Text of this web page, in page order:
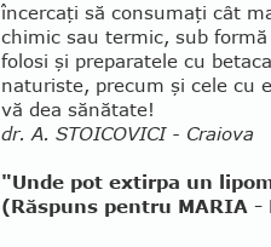
încercaţi să consumaţi cât
chimic sau termic, sub
folosi şi preparatele cu
naturiste, precum şi cele cu
vă dea sănătate!
dr. A. STOICOVICI - Craiova
"Unde pot extirpa un
(Răspuns pentru MARIA